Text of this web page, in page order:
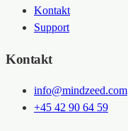
Kontakt
Support
Kontakt
info@mindzeed.com
+45 42 90 64 59